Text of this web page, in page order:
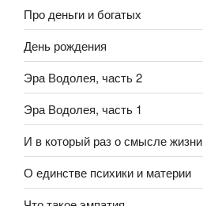
Про деньги и богатых
День рождения
Эра Водолея, часть 2
Эра Водолея, часть 1
И в который раз о смысле жизни
О единстве психики и материи